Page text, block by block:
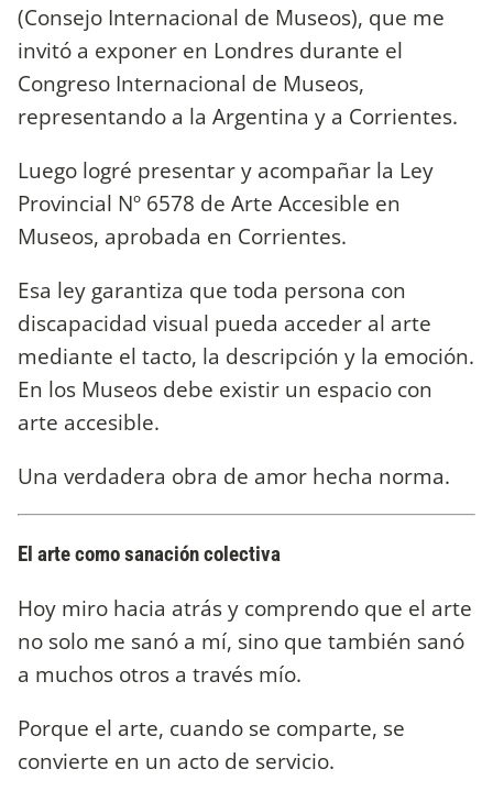
(Consejo Internacional de Museos), que me
invitó a exponer en Londres durante el
Congreso Internacional de Museos,
representando a la Argentina y a Corrientes.
Luego logré presentar y acompañar la Ley
Provincial Nº 6578 de Arte Accesible en
Museos, aprobada en Corrientes.
Esa ley garantiza que toda persona con
discapacidad visual pueda acceder al arte
mediante el tacto, la descripción y la emoción.
En los Museos debe existir un espacio con
arte accesible.
Una verdadera obra de amor hecha norma.
El arte como sanación colectiva
Hoy miro hacia atrás y comprendo que el arte
no solo me sanó a mí, sino que también sanó
a muchos otros a través mío.
Porque el arte, cuando se comparte, se
convierte en un acto de servicio.